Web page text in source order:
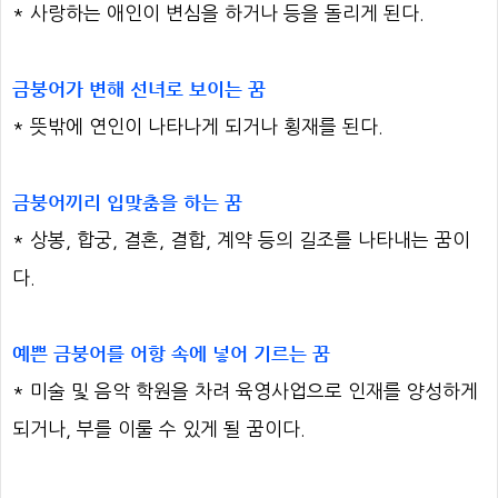
* 사랑하는 애인이 변심을 하거나 등을 돌리게 된다.
금붕어가 변해 선녀로 보이는 꿈
* 뜻밖에 연인이 나타나게 되거나 횡재를 된다.
금붕어끼리 입맞춤을 하는 꿈
* 상봉, 합궁, 결혼, 결합, 계약 등의 길조를 나타내는 꿈이
다.
예쁜 금붕어를 어항 속에 넣어 기르는 꿈
* 미술 및 음악 학원을 차려 육영사업으로 인재를 양성하게
되거나, 부를 이룰 수 있게 될 꿈이다.